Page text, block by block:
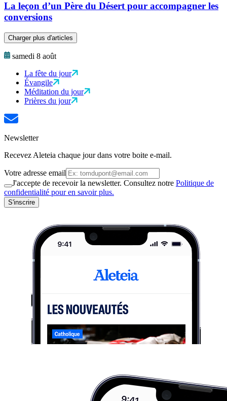
La leçon d’un Père du Désert pour accompagner les
conversions
Charger plus d'articles
samedi 8 août
La fête du jour
Évangile
Méditation du jour
Prières du jour
Newsletter
Recevez Aleteia chaque jour dans votre boite e-mail.
Votre adresse email
J'accepte de recevoir la newsletter. Consultez notre Politique de
confidentialité pour en savoir plus.
S'inscrire